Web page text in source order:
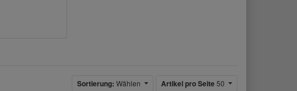
Sortierung: Wählen Artikel pro Seite50